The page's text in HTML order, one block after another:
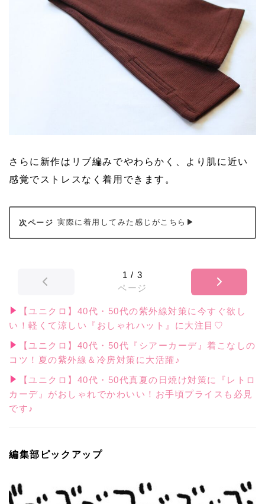
さらに新作はリブ編みでやわらかく、より肌に近い
感覚でストレスなく着用できます。
実際に着用してみた感じがこちら▶
1 / 3
ページ
【ユニクロ】40代・50代の紫外線対策に今すぐ欲し
い！軽くて涼しい『おしゃれハット』に大注目♡
【ユニクロ】40代・50代『シアーカーデ』着こなしの
コツ！夏の紫外線＆冷房対策に大活躍♪
【ユニクロ】40代・50代真夏の日焼け対策に『レトロ
カーデ』がおしゃれでかわいい！お手頃プライスも必見
です♪
編集部ピックアップ